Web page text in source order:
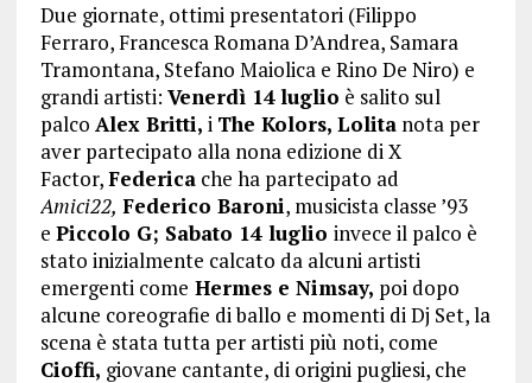
Due giornate, ottimi presentatori (Filippo
Ferraro, Francesca Romana D’Andrea, Samara
Tramontana, Stefano Maiolica e Rino De Niro) e
grandi artisti: Venerdì 14luglio è salito sul
palco Alex Britti, i The Kolors, Lolitanota per
aver partecipato alla nona edizione di X
Factor,Federicache ha partecipato ad
Amici22, Federico Baroni, musicista classe ’93
e Piccolo G; Sabato 14 luglio invece il palco è
stato inizialmente calcato da alcuni artisti
emergenti come Hermes e Nimsay, poi dopo
alcune coreografie di ballo e momenti di Dj Set, la
scena è stata tutta per artisti più noti, come
Cioffi, giovane cantante, di origini pugliesi, che